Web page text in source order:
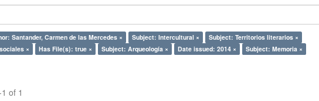
Santander, Carmen de las Mercedes × Subject: Intercultural ×
Subject: Territorios literarios ×
×
Has File(s): true × Subject: Arqueología × Date issued: 2014 × Subject: Memoria ×
of 1